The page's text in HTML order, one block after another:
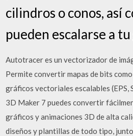
cilindros o conos, así
pueden escalarse a
Autotracer es un vectorizador de
Permite convertir mapas de bits como
gráficos vectoriales escalables (EPS,
3D Maker 7 puedes convertir
gráficos y animaciones 3D de alta
diseños y plantillas de todo tipo,